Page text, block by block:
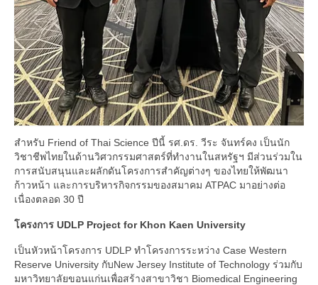
สำหรับ Friend of Thai Science ปีนี้ รศ.ดร. วีระ จันทร์คง เป็นนัก
วิชาชีพไทยในด้านวิศวกรรมศาสตร์ที่ทำงานในสหรัฐฯ มีส่วนร่วมใน
การสนับสนุนและผลักดันโครงการสำคัญต่างๆ ของไทยให้พัฒนา
ก้าวหน้า และการบริหารกิจกรรมของสมาคม ATPAC มาอย่างต่อ
เนื่องตลอด 30 ปี
โครงการ UDLP Project for Khon Kaen University
เป็นหัวหน้าโครงการ UDLP ทำโครงการระหว่าง Case Western
Reserve University กับNew Jersey Institute of Technology ร่วมกับ
มหาวิทยาลัยขอนแก่นเพื่อสร้างสาขาวิชา Biomedical Engineering